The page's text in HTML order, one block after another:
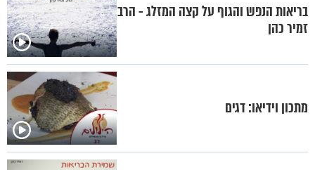
בריאות הנפש והגוף על קצה המזלג - הרב
זמיר כהן
מתכון וידיאו: דגים